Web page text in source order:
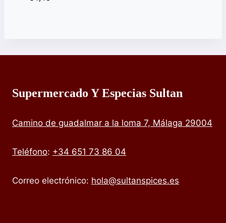
Supermercado Y Especias Sultan
Camino de guadalmar a la loma 7, Málaga 29004
Teléfono: +34 651 73 86 04
Correo electrónico: hola@sultanspices.es